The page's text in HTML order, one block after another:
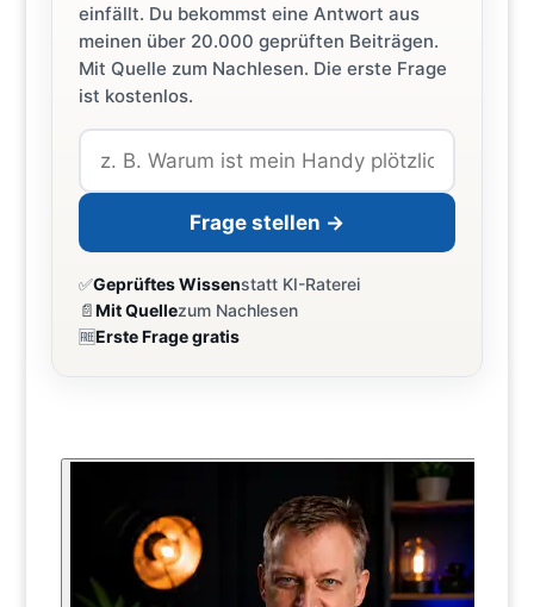
einfällt. Du bekommst eine Antwort aus
meinen über 20.000 geprüften Beiträgen.
Mit Quelle zum Nachlesen. Die erste Frage
ist kostenlos.
Frage stellen →
✅Geprüftes Wissenstatt KI-Raterei
📄Mit Quellezum Nachlesen
🆓Erste Frage gratis